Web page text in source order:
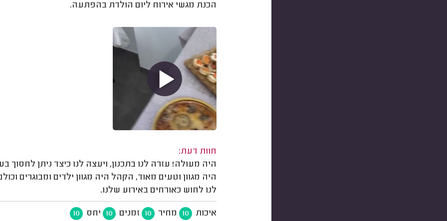
הכנת מגשי אירוח ליום הולדת בהפתעה.
חוות דעת:
היה מעולה! עזרה לנו בתכנון, ויעצה לנו כיצד ניתן
היה מגוון וטעים מאוד, הקהל היה מגוון ילדים ומבוגרים
לנו לחוש כאורחים באירוע שלנו.
איכות 10 מחיר 10 זמנים 10 יחס 10